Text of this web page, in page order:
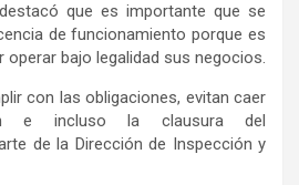
destacó que es importante que se
defuncionamientoporque es
operar bajo legalidad sus negocios.
con las obligaciones, evitan caer
e incluso la clausura del
de la Dirección de Inspección y